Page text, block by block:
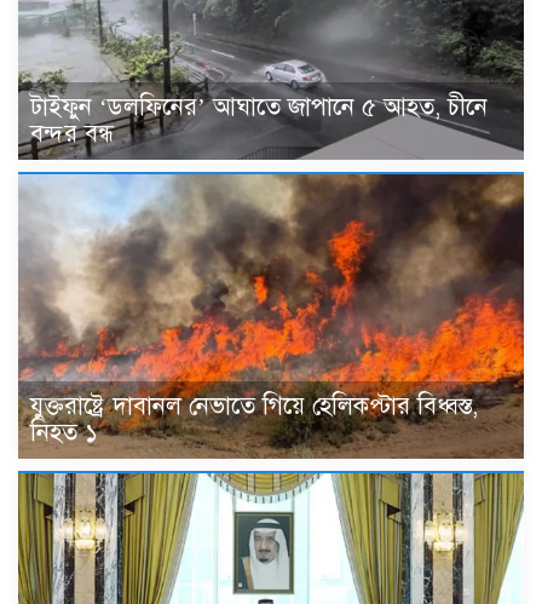
টাইফুন ‘ডলফিনের’ আঘাতে জাপানে ৫ আহত, চীনে
বন্দর বন্ধ
যুক্তরাষ্ট্রে দাবানল নেভাতে গিয়ে হেলিকপ্টার বিধ্বস্ত,
নিহত ১